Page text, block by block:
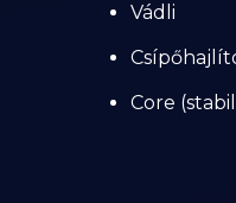
Vádli
Core